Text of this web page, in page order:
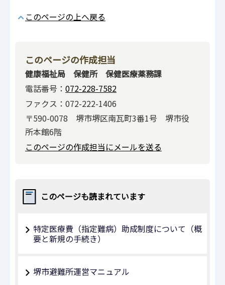
このページの上へ戻る
このページの作成担当
健康福祉局 保健所 保健医療薬務課
電話番号： 072-228-7582
ファクス：072-222-1406
〒590-0078 堺市堺区南瓦町3番1号 堺市役
所本館6階
このページの作成担当にメールを送る
このページも読まれています
特定医療費（指定難病）助成制度について（概
要と新規の手続き）
堺市避難所運営マニュアル